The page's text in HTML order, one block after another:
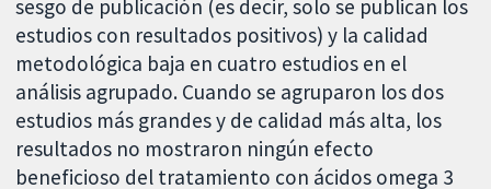
sesgo de publicación (es decir, solo se publican los
estudios con resultados positivos) y la calidad
metodológica baja en cuatro estudios en el
análisis agrupado. Cuando se agruparon los dos
estudios más grandes y de calidad más alta, los
resultados no mostraron ningún efecto
beneficioso del tratamiento con ácidos omega 3